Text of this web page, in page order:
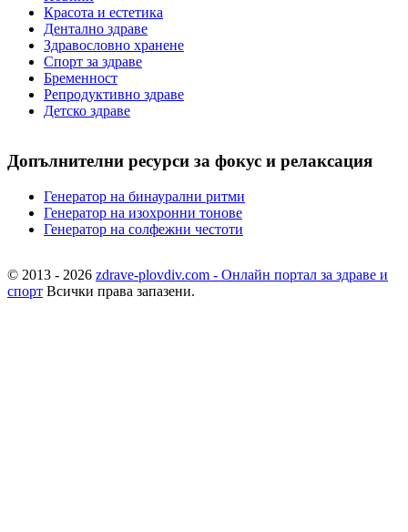
Красота и естетика
Дентално здраве
Здравословно хранене
Спорт за здраве
Бременност
Репродуктивно здраве
Детско здраве
Допълнителни ресурси за фокус и релаксация
Генератор на бинаурални ритми
Генератор на изохронни тонове
Генератор на солфежни честоти
© 2013 - 2026 zdrave-plovdiv.com - Онлайн портал за здраве и
спорт Всички права запазени.